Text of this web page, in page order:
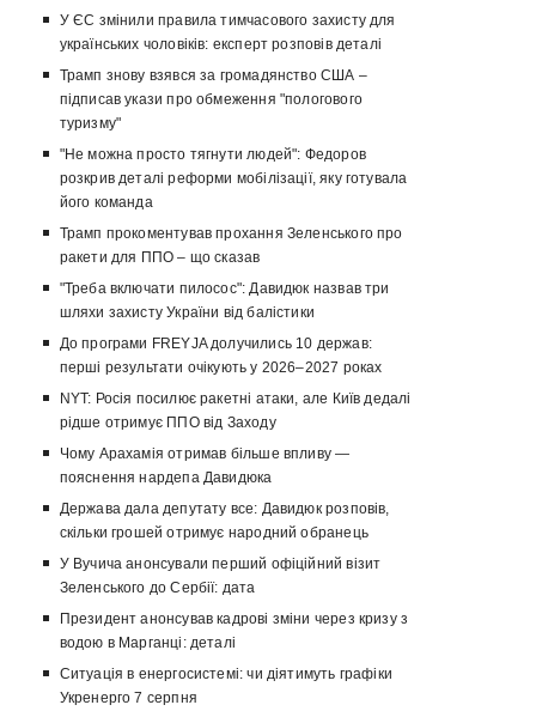
У ЄС змінили правила тимчасового захисту для
українських чоловіків: експерт розповів деталі
Трамп знову взявся за громадянство США –
підписав укази про обмеження "пологового
туризму"
"Не можна просто тягнути людей": Федоров
розкрив деталі реформи мобілізації, яку готувала
його команда
Трамп прокоментував прохання Зеленського про
ракети для ППО – що сказав
"Треба включати пилосос": Давидюк назвав три
шляхи захисту України від балістики
До програми FREYJA долучились 10 держав:
перші результати очікують у 2026–2027 роках
NYT: Росія посилює ракетні атаки, але Київ дедалі
рідше отримує ППО від Заходу
Чому Арахамія отримав більше впливу —
пояснення нардепа Давидюка
Держава дала депутату все: Давидюк розповів,
скільки грошей отримує народний обранець
У Вучича анонсували перший офіційний візит
Зеленського до Сербії: дата
Президент анонсував кадрові зміни через кризу з
водою в Марганці: деталі
Ситуація в енергосистемі: чи діятимуть графіки
Укренерго 7 серпня